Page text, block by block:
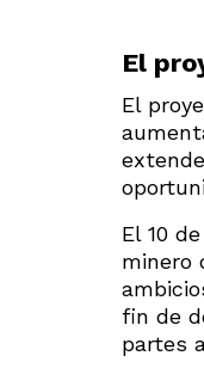
El
El
El 10
minero
fin de
partes